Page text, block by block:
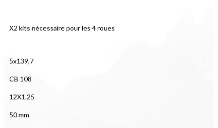
X2 kits nécessaire pour les 4 roues
5x139,7
CB 108
12X1.25
50 mm